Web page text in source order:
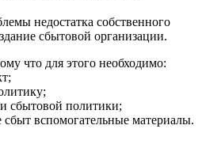
недостатка собственного
сбытовой организации.
что для этого необходимо:
сбытовой политики;
вспомогательные материалы.